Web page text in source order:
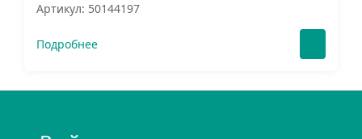
Артикул: 50144197
Подробнее